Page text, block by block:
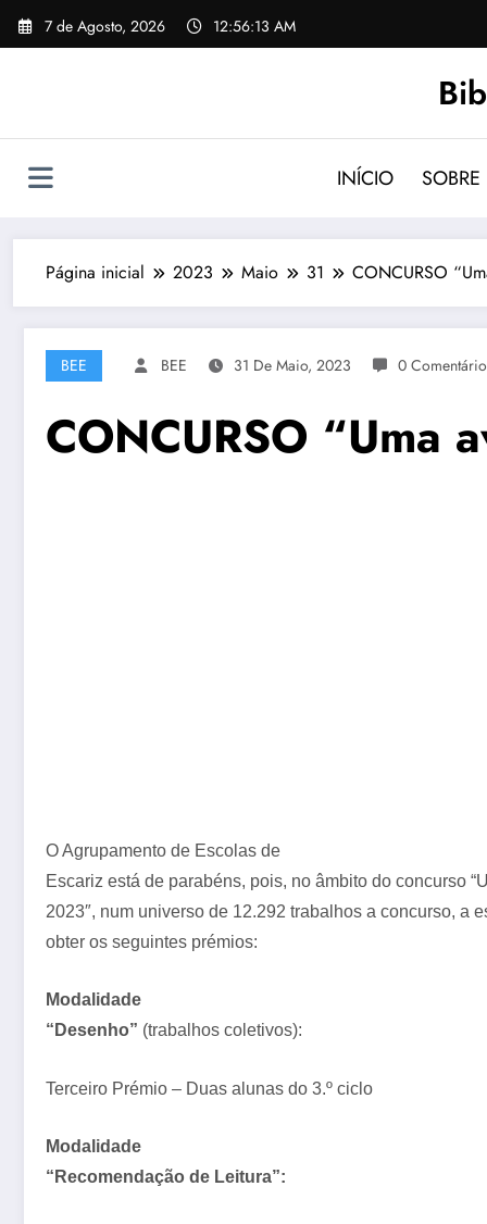
Saltar
para
7 de Agosto, 2026 12:56:14 AM
INÍCIO
Página inicial 2023 Maio 31 CONCURSO
BEE BEE 31 De Maio, 2023 0
CONCURSO
O Agrupamento de Escolas de
Escariz está de parabéns, pois, no âmbito do concurso
2023″, num universo de 12.292 trabalhos a concurso, a
obter os seguintes prémios:
Modalidade
“Desenho” (trabalhos coletivos):
Terceiro Prémio – Duas alunas do 3.º ciclo
Modalidade
“Recomendação de Leitura”: